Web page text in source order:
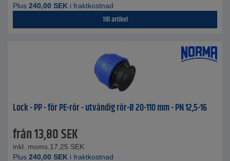
Plus 240,00 SEK i fraktkostnad
Till artikel
Lock - PP - för PE-rör - utvändig rör-Ø 20-110 mm - PN 12,5-16
från13,80SEK
inkl. moms. 17,25 SEK
Plus 240,00 SEK i fraktkostnad